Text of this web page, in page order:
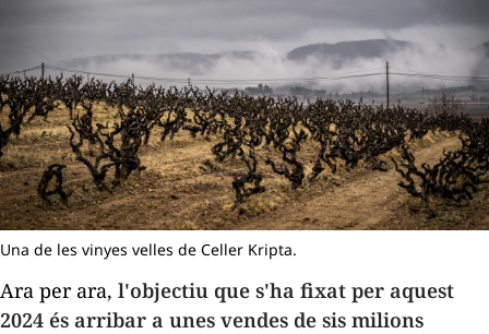
Una de les vinyes velles de Celler Kripta.
Ara per ara, l'objectiu que s'ha fixat per aquest
2024 és arribar a unes vendes de sis milions